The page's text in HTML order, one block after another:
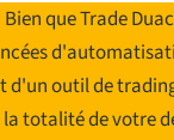
Bien que Trade
outil de
totalité de votre